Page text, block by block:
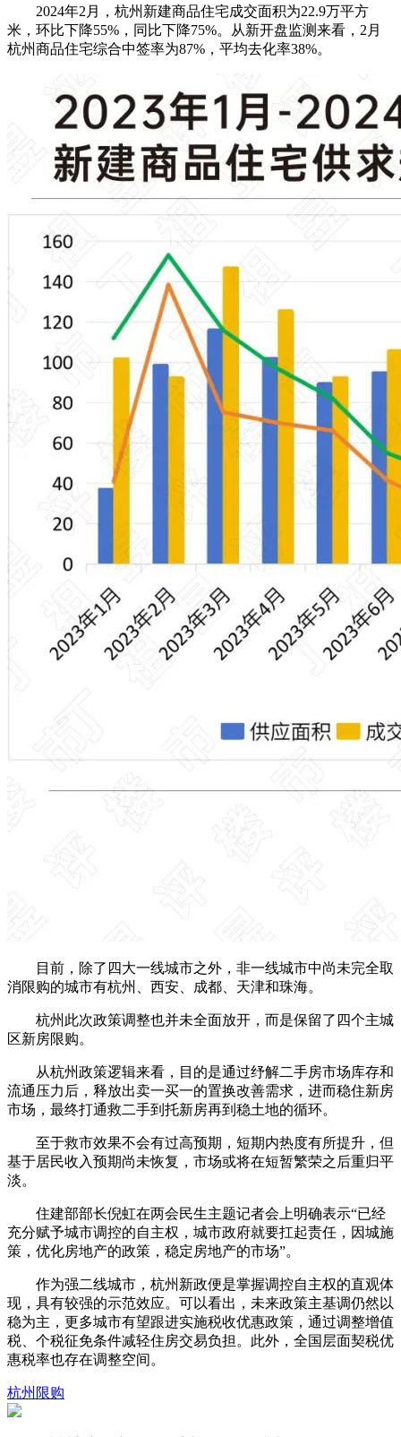
2024年2月，杭州新建商品住宅成交面积为22.9万平方
米，环比下降55%，同比下降75%。从新开盘监测来看，2月
杭州商品住宅综合中签率为87%，平均去化率38%。
目前，除了四大一线城市之外，非一线城市中尚未完全取
消限购的城市有杭州、西安、成都、天津和珠海。
杭州此次政策调整也并未全面放开，而是保留了四个主城
区新房限购。
从杭州政策逻辑来看，目的是通过纾解二手房市场库存和
流通压力后，释放出卖一买一的置换改善需求，进而稳住新房
市场，最终打通救二手到托新房再到稳土地的循环。
至于救市效果不会有过高预期，短期内热度有所提升，但
基于居民收入预期尚未恢复，市场或将在短暂繁荣之后重归平
淡。
住建部部长倪虹在两会民生主题记者会上明确表示“已经
充分赋予城市调控的自主权，城市政府就要扛起责任，因城施
策，优化房地产的政策，稳定房地产的市场”。
作为强二线城市，杭州新政便是掌握调控自主权的直观体
现，具有较强的示范效应。可以看出，未来政策主基调仍然以
稳为主，更多城市有望跟进实施税收优惠政策，通过调整增值
税、个税征免条件减轻住房交易负担。此外，全国层面契税优
惠税率也存在调整空间。
杭州 限购